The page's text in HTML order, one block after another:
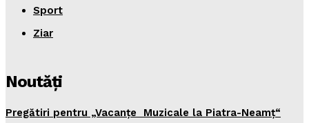
Sport
Ziar
Noutăţi
Pregătiri pentru „Vacanţe Muzicale la Piatra-Neamţ“